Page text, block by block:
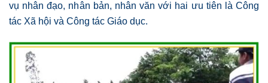
vụ nhân đạo, nhân bản, nhân văn với hai ưu tiên là Công
tác Xã hội và Công tác Giáo dục.